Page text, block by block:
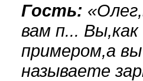
Гость: «
вам п...
примером,а
называете